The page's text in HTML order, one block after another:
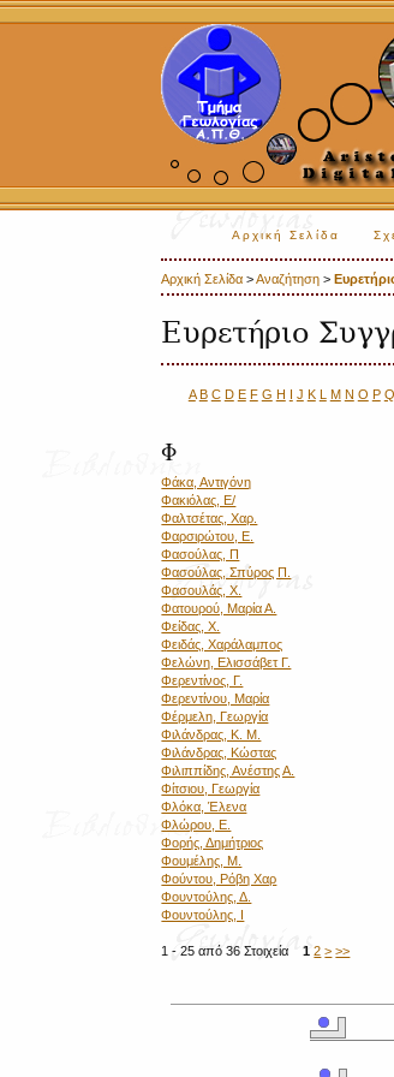
Αρχική Σελίδα
Αρχική Σελίδα >Αναζήτηση >
Ευρετήριο
A B C D E F G H I J K L M N O P Q
Φ
Φάκα, Αντιγόνη
Φακιόλας, Ε/
Φαλτσέτας, Χαρ.
Φαρσιρώτου, Ε.
Φασούλας, Π
Φασούλας, Σπύρος Π.
Φασουλάς, Χ.
Φατουρού, Μαρία Α.
Φείδας, Χ.
Φειδάς, Χαράλαμπος
Φελώνη, Ελισσάβετ Γ.
Φερεντίνος, Γ.
Φερεντίνου, Μαρία
Φέρμελη, Γεωργία
Φιλάνδρας, Κ. Μ.
Φιλάνδρας, Κώστας
Φιλιππίδης, Ανέστης Α.
Φίτσιου, Γεωργία
Φλόκα, Έλενα
Φλώρου, Ε.
Φορής, Δημήτριος
Φουμέλης, Μ.
Φούντου, Ρόβη Χαρ
Φουντούλης, Δ.
Φουντούλης, Ι
1 - 25 από 36 Στοιχεία1 2 > >>